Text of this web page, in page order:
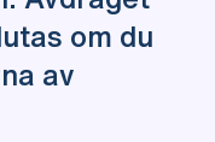
om du
av